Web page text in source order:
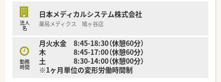
【想定される業務内容】
■処方箋に基づいた調剤や監査、服薬指導といった基本的な薬剤
師業務に加え、地域の方への未病予防に向けた健康相談も担当い
■自社開発の化粧品や健康食品の提案を通じて、治療だけでなく
美容や健康維持の観点から患者様のライフスタイルを支える役
割を担います。
■店舗の運営管理や後輩薬剤師の育成、さらには経営陣への提案
法人
名
日本メディカルシステム株式会社
薬局メディクス 鳩ヶ谷店
勤務
時間
月火水金 8:45-18:30（休憩60分）
木 8:45-17:00（休憩60分）
土 8:30-14:00（休憩00分）
※1ヶ月単位の変形労働時間制